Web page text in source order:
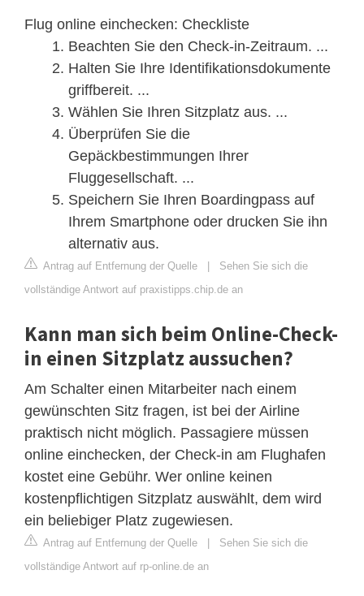
Flug online einchecken: Checkliste
Beachten Sie den Check-in-Zeitraum. ...
Halten Sie Ihre Identifikationsdokumente
griffbereit. ...
Wählen Sie Ihren Sitzplatz aus. ...
Überprüfen Sie die
Gepäckbestimmungen Ihrer
Fluggesellschaft. ...
Speichern Sie Ihren Boardingpass auf
Ihrem Smartphone oder drucken Sie ihn
alternativ aus.
Antrag auf Entfernung der Quelle | Sehen Sie sich die
vollständige Antwort auf praxistipps.chip.de an
Kann man sich beim Online-Check-
in einen Sitzplatz aussuchen?
Am Schalter einen Mitarbeiter nach einem
gewünschten Sitz fragen, ist bei der Airline
praktisch nicht möglich. Passagiere müssen
online einchecken, der Check-in am Flughafen
kostet eine Gebühr. Wer online keinen
kostenpflichtigen Sitzplatz auswählt, dem wird
ein beliebiger Platz zugewiesen.
Antrag auf Entfernung der Quelle | Sehen Sie sich die
vollständige Antwort auf rp-online.de an